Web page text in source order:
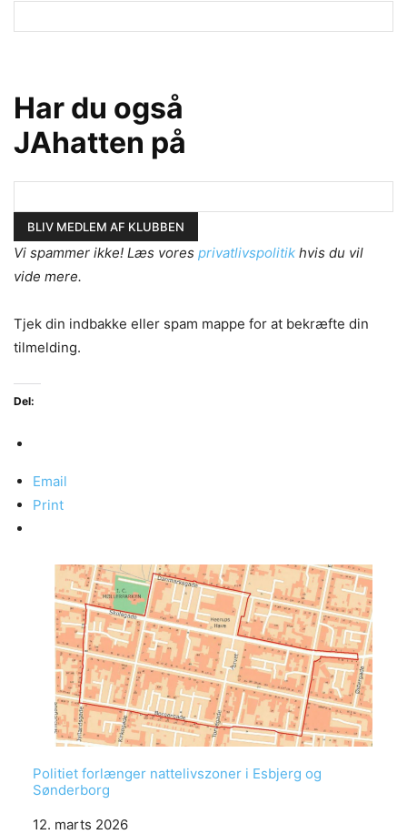
Har du også
JAhatten på
Vi spammer ikke! Læs vores privatlivspolitik hvis du vil
vide mere.
Tjek din indbakke eller spam mappe for at bekræfte din
tilmelding.
Del:
Email
Print
Politiet forlænger nattelivszoner i Esbjerg og
Sønderborg
Date
12. marts 2026